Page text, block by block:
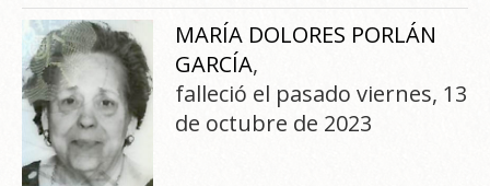
MARÍA DOLORES PORLÁN
GARCÍA,
falleció el pasado viernes, 13
de octubre de 2023